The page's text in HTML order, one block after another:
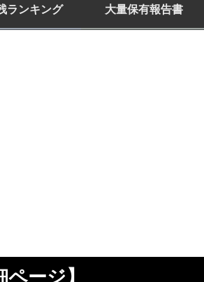
ランキング 大量保有報告書
ページ】